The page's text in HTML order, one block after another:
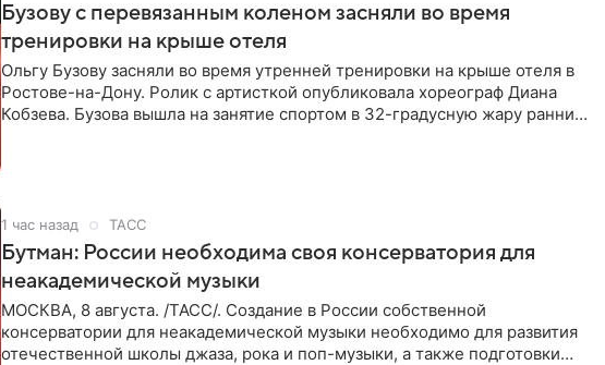
Бузову с перевязанным коленом засняли во время
тренировки на крыше отеля
Ольгу Бузову засняли во время утренней тренировки на крыше отеля в
Ростове-на-Дону. Ролик с артисткой опубликовала хореограф Диана
Кобзева. Бузова вышла на занятие спортом в 32-градусную жару ранним
1 час назад ТАСС
Бутман: России необходима своя консерватория для
неакадемической музыки
МОСКВА, 8 августа. /ТАСС/. Создание в России собственной
консерватории для неакадемической музыки необходимо для развития
отечественной школы джаза, рока и поп-музыки, а также подготовки